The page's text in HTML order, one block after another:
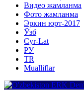
Видео жамланма
Фото жамланма
Эркин юрт-2017
Ўзб
Cyr-Lat
РУ
TR
Mualliflar